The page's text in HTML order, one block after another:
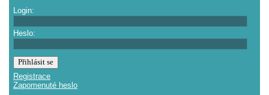
Login:
Heslo:
Registrace
Zapomenuté heslo